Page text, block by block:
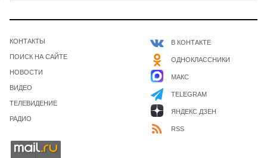
КОНТАКТЫ
ПОИСК НА САЙТЕ
НОВОСТИ
ВИДЕО
ТЕЛЕВИДЕНИЕ
РАДИО
В КОНТАКТЕ
ОДНОКЛАССНИКИ
МАКС
TELEGRAM
ЯНДЕКС ДЗЕН
RSS